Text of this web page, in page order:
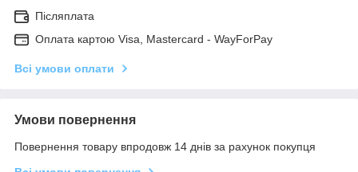
Післяплата
Оплата картою Visa, Mastercard - WayForPay
Всі умови оплати
Умови повернення
Повернення товару впродовж 14 днів за рахунок покупця